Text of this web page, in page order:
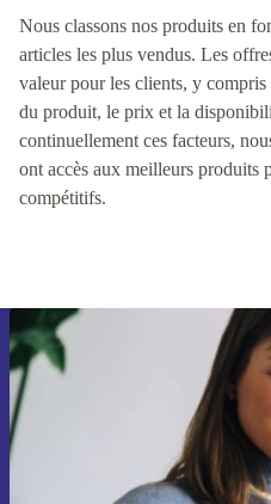
Nous classons nos produits en
articles les plus vendus. Les
valeur pour les clients, y
du produit, le prix et la
continuellement ces facteurs,
ont accès aux meilleurs produits
compétitifs.
Recevoir
par mail
Ne manquez